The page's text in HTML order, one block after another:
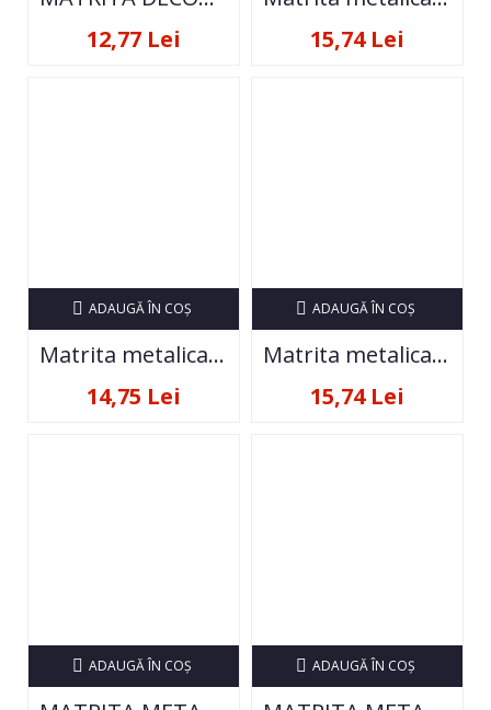
12,77 Lei
15,74 Lei
Matrita metalica pentru decor unghii ND-271
14,75 Lei
ADAUGĂ ÎN COŞ
Matrita metalica pentru decor unghii ND-S18
15,74 Lei
ADAUGĂ ÎN COŞ
ADAUGĂ ÎN COŞ ADAUGĂ ÎN COŞ